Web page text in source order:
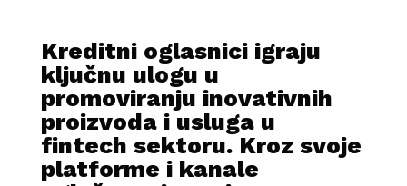
Kreditni oglasnici igraju
ključnu ulogu u
promoviranju inovativnih
proizvoda i usluga u
fintech sektoru. Kroz svoje
platforme i kanale